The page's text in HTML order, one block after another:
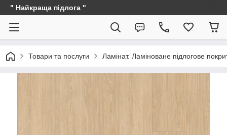
" Найкраща підлога "
Товари та послуги Ламінат. Ламіноване підлогове